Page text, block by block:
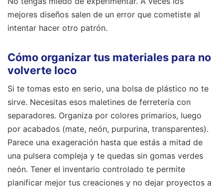
mejores diseños salen de un error que cometiste al
intentar hacer otro patrón.
Cómo organizar tus materiales para no
volverte loco
Si te tomas esto en serio, una bolsa de plástico no te
sirve. Necesitas esos maletines de ferretería con
separadores. Organiza por colores primarios, luego
por acabados (mate, neón, purpurina, transparentes).
Parece una exageración hasta que estás a mitad de
una pulsera compleja y te quedas sin gomas verdes
neón. Tener el inventario controlado te permite
planificar mejor tus creaciones y no dejar proyectos a